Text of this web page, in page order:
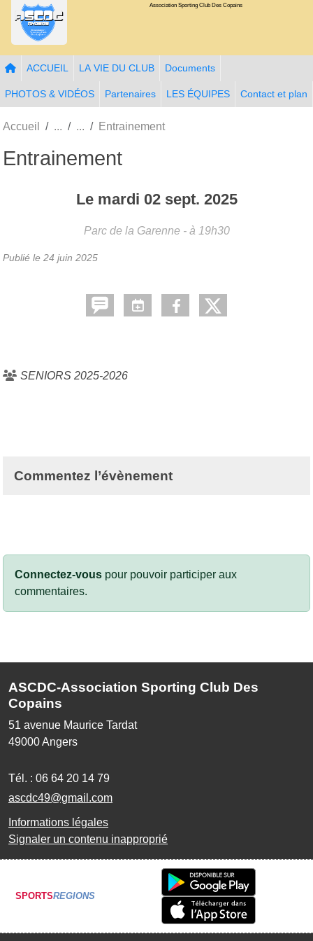
Association Sporting Club Des Copains
ACCUEIL LA VIE DU CLUB Documents
PHOTOS & VIDÉOS Partenaires LES ÉQUIPES Contact et plan
Accueil Entrainement
Entrainement
Le mardi 02 sept. 2025
Parc de la Garenne - à 19h30
Publié le 24 juin 2025
SENIORS 2025-2026
Commentez l’évènement
Connectez-vous pour pouvoir participer aux
commentaires.
ASCDC-Association Sporting Club Des
Copains
51 avenue Maurice Tardat
49000Angers
Tél. : 06 64 20 14 79
ascdc49@gmail.com
Informations légales
Signaler un contenu inapproprié
SPORTSREGIONS
Panneau de gestion des cookies